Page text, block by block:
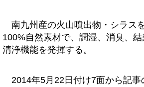
南九州産の火山噴出物・シラス
100%自然素材で、調湿、消臭、
清浄機能を発揮する。
2014年5月22日付け7面から記事